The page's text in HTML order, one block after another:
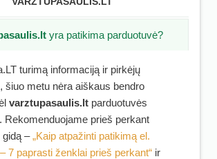
yra patikima parduotuvė?
turimą informaciją ir pirkėjų
šiuo metu nėra aiškaus bendro
varztupasaulis.lt parduotuvės
Rekomenduojame prieš perkant
gidą –„Kaip atpažinti patikimą el.
7 paprasti ženklai prieš perkant“ ir